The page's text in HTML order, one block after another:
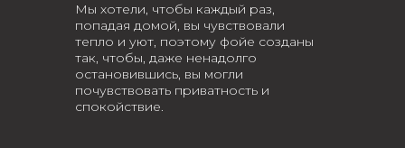
Мы хотели, чтобы каждый раз,
попадая домой, вы чувствовали
тепло и уют, поэтому фойе созданы
так, чтобы, даже ненадолго
остановившись, вы могли
почувствовать приватность и
спокойствие.